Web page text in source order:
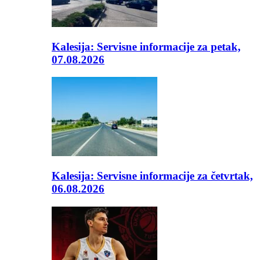
Kalesija: Servisne informacije za petak,
07.08.2026
Kalesija: Servisne informacije za četvrtak,
06.08.2026